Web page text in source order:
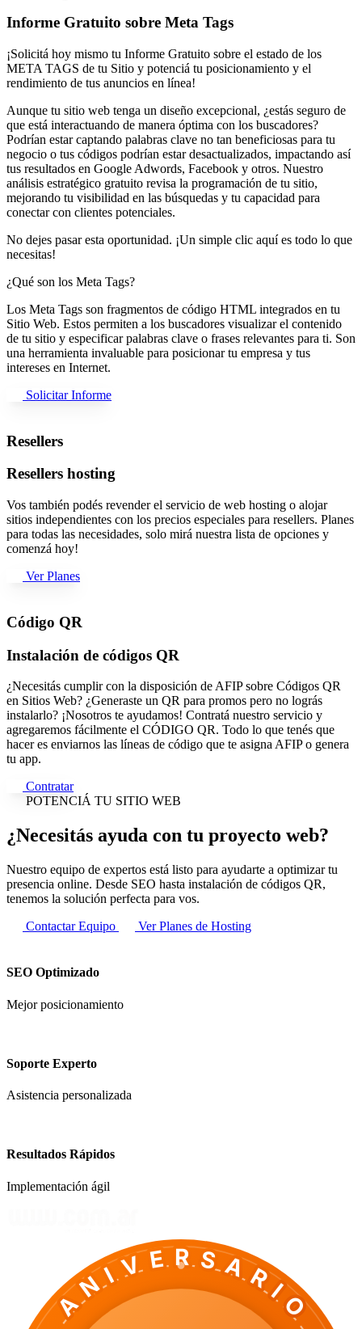
Informe Gratuito sobre Meta Tags
¡Solicitá hoy mismo tu Informe Gratuito sobre el estado de los
META TAGS de tu Sitio y potenciá tu posicionamiento y el
rendimiento de tus anuncios en línea!
Aunque tu sitio web tenga un diseño excepcional, ¿estás seguro de
que está interactuando de manera óptima con los buscadores?
Podrían estar captando palabras clave no tan beneficiosas para tu
negocio o tus códigos podrían estar desactualizados, impactando así
tus resultados en Google Adwords, Facebook y otros. Nuestro
análisis estratégico gratuito revisa la programación de tu sitio,
mejorando tu visibilidad en las búsquedas y tu capacidad para
conectar con clientes potenciales.
No dejes pasar esta oportunidad. ¡Un simple clic aquí es todo lo que
necesitas!
¿Qué son los Meta Tags?
Los Meta Tags son fragmentos de código HTML integrados en tu
Sitio Web. Estos permiten a los buscadores visualizar el contenido
de tu sitio y especificar palabras clave o frases relevantes para ti. Son
una herramienta invaluable para posicionar tu empresa y tus
intereses en Internet.
Solicitar Informe
Resellers
Resellers hosting
Vos también podés revender el servicio de web hosting o alojar
sitios independientes con los precios especiales para resellers. Planes
para todas las necesidades, solo mirá nuestra lista de opciones y
comenzá hoy!
Ver Planes
Código QR
Instalación de códigos QR
¿Necesitás cumplir con la disposición de AFIP sobre Códigos QR
en Sitios Web? ¿Generaste un QR para promos pero no lográs
instalarlo? ¡Nosotros te ayudamos! Contratá nuestro servicio y
agregaremos fácilmente el CÓDIGO QR. Todo lo que tenés que
hacer es enviarnos las líneas de código que te asigna AFIP o genera
tu app.
Contratar
POTENCIÁ TU SITIO WEB
¿Necesitás ayuda con tu proyecto web?
Nuestro equipo de expertos está listo para ayudarte a optimizar tu
presencia online. Desde SEO hasta instalación de códigos QR,
tenemos la solución perfecta para vos.
Contactar Equipo
Ver Planes de Hosting
SEO Optimizado
Mejor posicionamiento
Soporte Experto
Asistencia personalizada
Resultados Rápidos
Implementación ágil
ANIVERSARIO